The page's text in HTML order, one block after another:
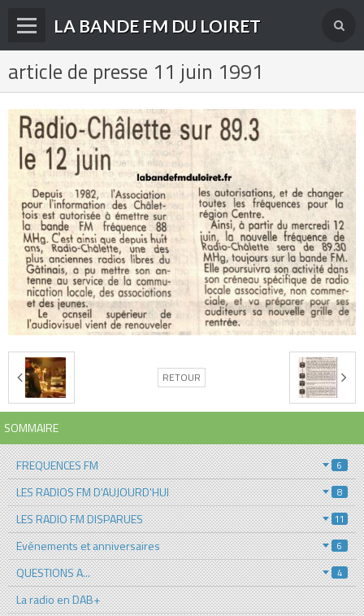
LA BANDE FM DU LOIRET
Accueil
radios disparues
radios actuelles
La radio en DAB+
archives
derniéres infos
Livre d'or du site
Contact
article de presse 11 juin 1991
RETOUR
SOMMAIRE
FREQUENCES FM 6
LES RADIOS FM D'AUJOURD'HUI 8
LES RADIO FM DISPARUES 11
Evénements et anniversaires 6
QUESTIONS A... 4
La radio en DAB+